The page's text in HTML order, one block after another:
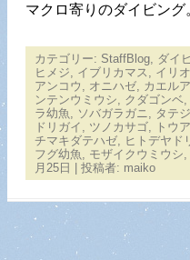
マクロ寄りのダイビング
カテゴリー: StaffBlog, ダイ
ヒメジ, イブリカマス , イリ
アンコウ , オニハゼ, カエル
ンテンウミウシ, クダゴンベ,
ラ幼魚, ソバガラガニ, タテ
ドリガイ , ツノカサゴ, トウ
チマキダテハゼ, ヒトデヤド
フグ幼魚, モザイクウミウシ,
月25日
投稿者: maiko